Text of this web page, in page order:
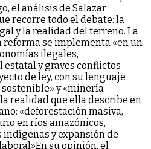
el análisis de Salazar
recorre todo el debate: la
y la realidad del terreno. La
se implementa «en un
ilegales,
y graves conflictos
de ley, con su lenguaje
y «minería
realidad que ella describe en
«deforestación masiva,
en ríos amazónicos,
y expansión de
su opinión, el